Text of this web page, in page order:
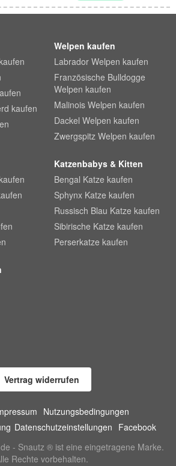
kaufen
Welpen kaufen
Labrador Welpen kaufen
Französische Bulldogge
Welpen kaufen
Malinois Welpen kaufen
Dackel Welpen kaufen
Zwergspitz Welpen kaufen
Katzenbabys & Kitten
Bengal Katze kaufen
Sphynx Katze kaufen
Russisch Blau Katze kaufen
Sibirische Katze kaufen
Perserkatze kaufen
Vertrag widerrufen
Nutzungsbedingungen
Datenschutzeinstellungen Facebook
- Snautz ® ist eine eingetragene Marke.
Rechte vorbehalten.